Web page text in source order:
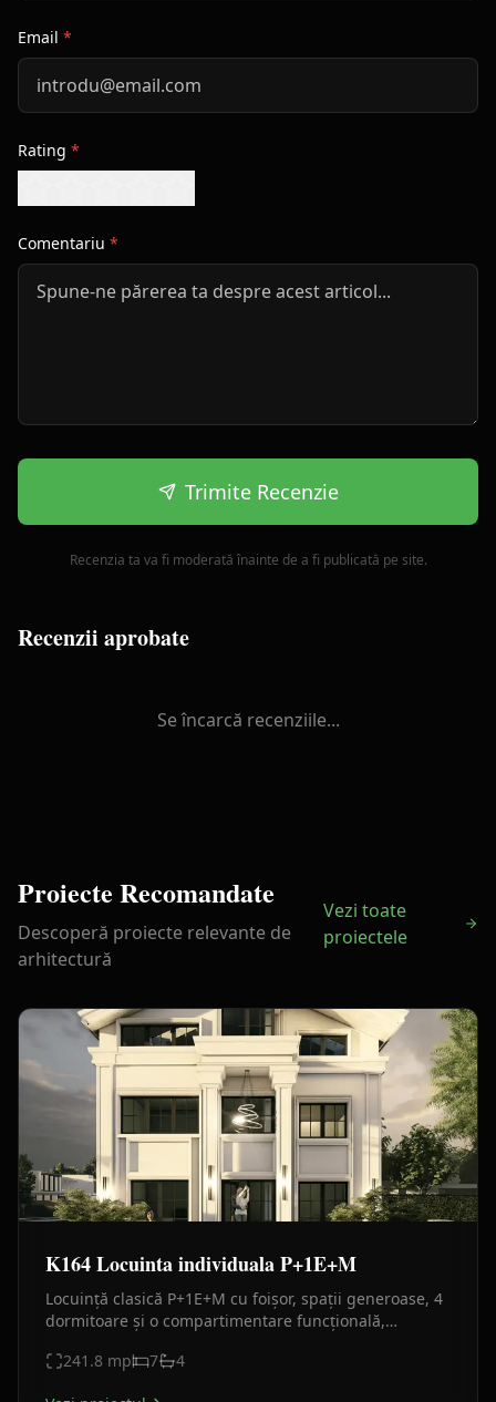
Email *
Rating *
Comentariu *
Trimite Recenzie
Recenzia ta va fi moderată înainte de a fi publicată pe site.
Recenzii aprobate
Se încarcă recenziile...
Proiecte Recomandate
Descoperă proiecte relevante de
arhitectură
Vezi toate
proiectele
K164 Locuinta individuala P+1E+M
Locuință clasică P+1E+M cu foișor, spații generoase, 4
dormitoare și o compartimentare funcțională,
241.8 mp 7 4